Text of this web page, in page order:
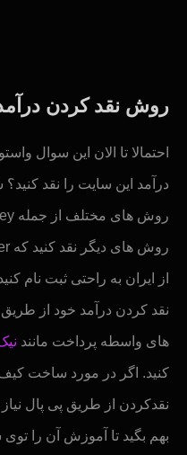
روش نقد کردن
احتمالا تا الان این سوال
درآمد این سایت را نقد کنید؟
از ایران به راحتی ثبت نام
نقد کردن درآمد خود از
های واسطه پرداخت مانند
نقدکردن از طریق پی پال
بهم بگید تا آموزش آن را